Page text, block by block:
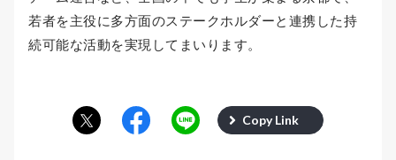
若者を主役に多方面のステークホルダーと連携した持
続可能な活動を実現してまいります。
Copy Link